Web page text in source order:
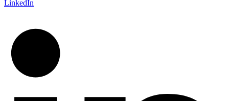
LinkedIn